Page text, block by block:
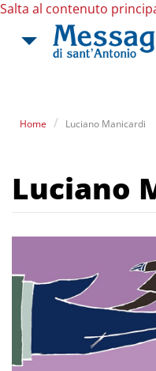
Salta al contenuto
Home Luciano Manicardi
Luciano